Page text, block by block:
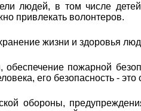
людей, в том числе
привлекать волонтеров.
жизни и здоровья
пожарной
его безопасность -
обороны,